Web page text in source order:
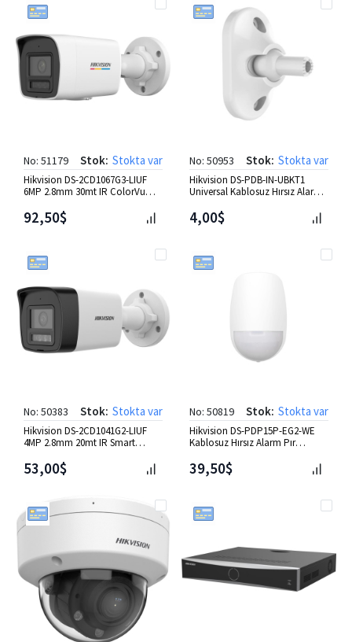
No: 51179 Stok: Stokta var
Hikvision DS-2CD1067G3-LIUF
6MP 2.8mm 30mt IR ColorVu
92,50$
No: 50953 Stok: Stokta var
Hikvision DS-PDB-IN-UBKT1
Universal Kablosuz Hırsız Alarm
4,00$
No: 50383 Stok: Stokta var
Hikvision DS-2CD1041G2-LIUF
4MP 2.8mm 20mt IR Smart
53,00$
No: 50819 Stok: Stokta var
Hikvision DS-PDP15P-EG2-WE
Kablosuz Hırsız Alarm Pır
39,50$